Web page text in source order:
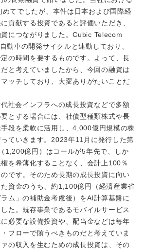
てでしたが、本件は日本および国際経
貢献する投資であると評価いただき、
につながりました。Cubic Telecom
動車の開発サイクルと連動しており、
の時間を要するものです。よって、長
と考えていましたから、今回の融資は
ッチしており、大変ありがたいことだ
社会インフラへの成長投資などで多額
とする場合には、社債型種類株式や長
段を柔軟に活用し、4,000億円規模の株
ていきます。2023年11月に発行した第
1,200億円）はコールが5年先で、しか
を希薄化することなく、会計上100％
です。そのため長期の成長投資に向い
資金のうち、約1,100億円（経済産業省
ム」の補助金考慮後）をAI計算基盤に
た。既存事業であるモバイルサービス
必要な設備投資や、配当金などは毎年
フローで賄うべきものだと考えていま
の収入を生むための成長投資は、その